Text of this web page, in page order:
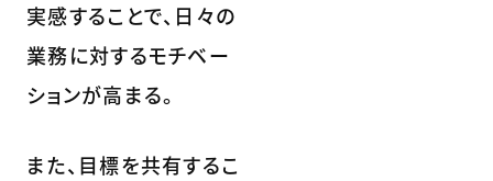
実感することで、日々の
業務に対するモチベー
ションが高まる。
また、目標を共有するこ